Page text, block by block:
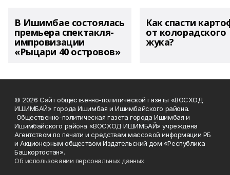
В Ишимбае состоялась
премьера спектакля-
импровизации
«Рыцари 40 островов»
Как спасти
от колорадского
жука?
© 2026 Сайт общественно-политической газеты «ВОСХОД
ИШИМБАЙ» города Ишимбая и Ишимбайского района.
Общественно-политическая газета города Ишимбая и
Ишимбайского района «ВОСХОД ИШИМБАЙ» учреждена
Агентством по печати и средствам массовой информации РБ
и Акционерным обществом Издательский дом «Республика
Башкортостан».
Об использовании персональных данных